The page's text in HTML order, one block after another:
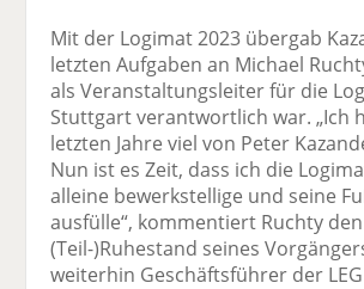
Mit der Logimat 2023 übergab
letzten Aufgaben an Michael
als Veranstaltungsleiter für die
Stuttgart verantwortlich war. „Ich
letzten Jahre viel von Peter
Nun ist es Zeit, dass ich die
alleine bewerkstellige und seine
ausfülle“, kommentiert Ruchty den
(Teil-)Ruhestand seines
weiterhin Geschäftsführer der